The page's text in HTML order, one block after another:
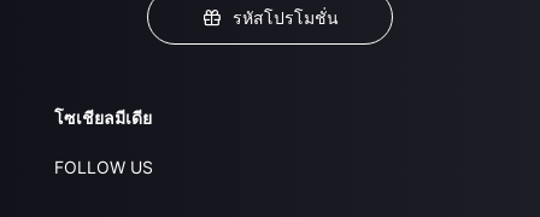
รหัสโปรโมชั่น
โซเชียลมีเดีย
FOLLOW US